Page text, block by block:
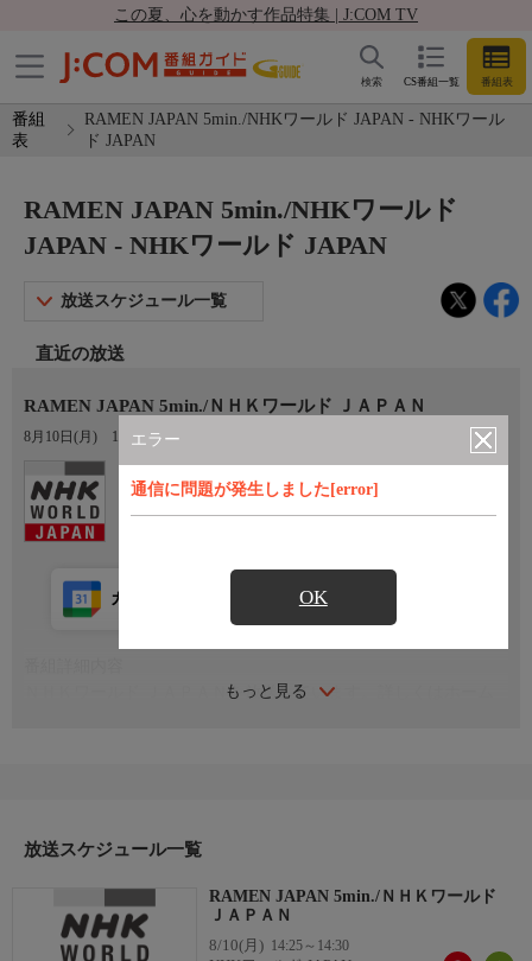
この夏、心を動かす作品特集 | J:COM TV
CS番組一覧 番組表
検索
番組
表
RAMEN JAPAN 5min./NHKワールド JAPAN - NHKワール
ド JAPAN
エラー
通信に問題が発生しました[error]
OK
RAMEN JAPAN 5min./NHKワールド
JAPAN - NHKワールド JAPAN
放送スケジュール一覧
直近の放送
RAMEN JAPAN 5min./ＮＨＫワールド ＪＡＰＡＮ
8月10日(月) 14:25〜14:30
NHKワールド JAPAN
もっと見る
カレンダー登録 アプリ視聴
ＮＨＫワールド ＪＡＰＡＮを放送しています。詳しくはホーム
放送スケジュール一覧
RAMEN JAPAN 5min./ＮＨＫワールド
ＪＡＰＡＮ
8/10(月) 14:25～14:30